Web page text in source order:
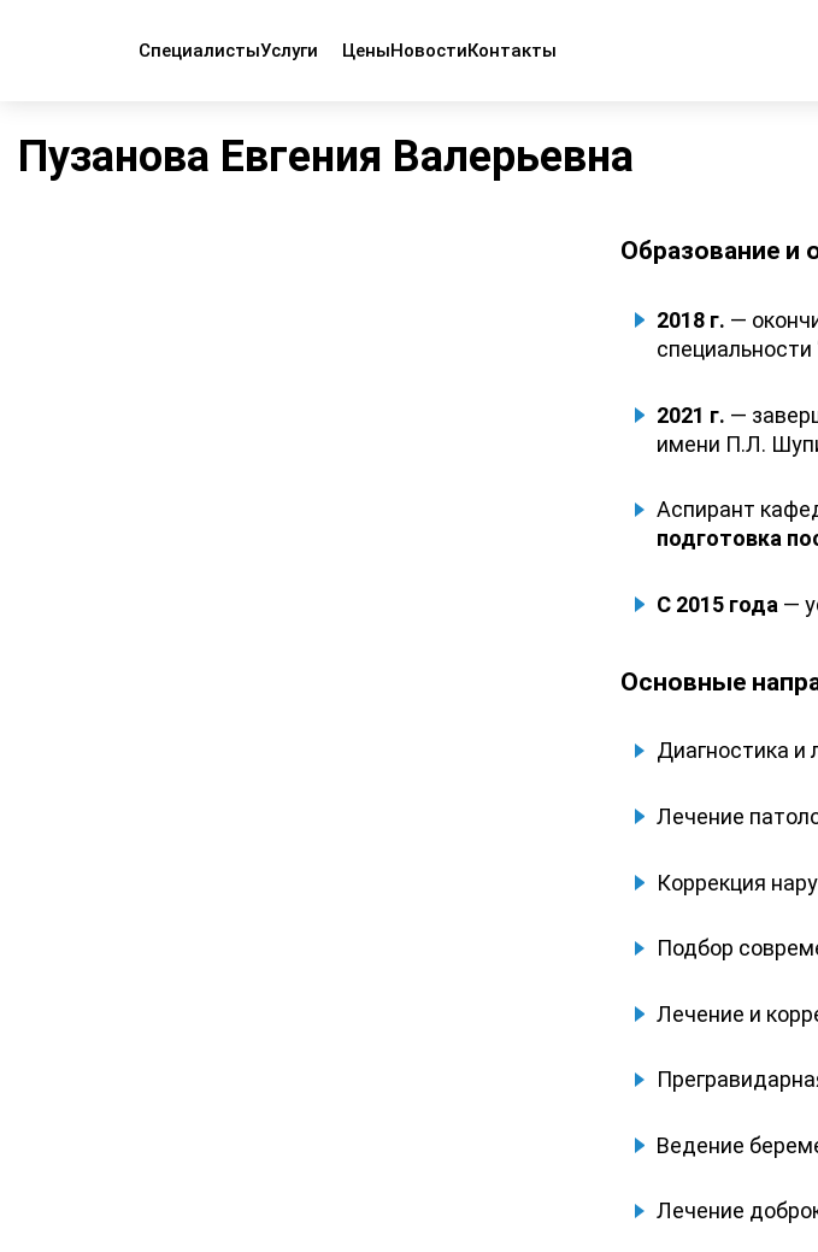
СпециалистыУслуги ЦеныНовостиКонтакты
Пузанова Евгения Валерьевна
Образование и
2018 г. —
специальности
2021 г. —
имени П.Л.
Аспирант
подготовка
С 2015 года —
Основные
Диагностика и
Лечение
Коррекция
Подбор
Лечение и
Ведение
Лечение